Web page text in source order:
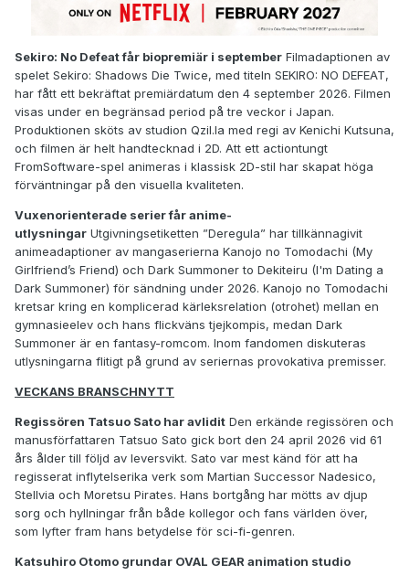
Sekiro: No Defeat får biopremiär i september Filmadaptionen av
spelet Sekiro: Shadows Die Twice, med titeln SEKIRO: NO DEFEAT,
har fått ett bekräftat premiärdatum den 4 september 2026. Filmen
visas under en begränsad period på tre veckor i Japan.
Produktionen sköts av studion Qzil.la med regi av Kenichi Kutsuna,
och filmen är helt handtecknad i 2D. Att ett actiontungt
FromSoftware-spel animeras i klassisk 2D-stil har skapat höga
förväntningar på den visuella kvaliteten.
Vuxenorienterade serier får anime-
utlysningar Utgivningsetiketten ”Deregula” har tillkännagivit
animeadaptioner av mangaserierna Kanojo no Tomodachi (My
Girlfriend’s Friend) och Dark Summoner to Dekiteiru (I'm Dating a
Dark Summoner) för sändning under 2026. Kanojo no Tomodachi
kretsar kring en komplicerad kärleksrelation (otrohet) mellan en
gymnasieelev och hans flickväns tjejkompis, medan Dark
Summoner är en fantasy-romcom. Inom fandomen diskuteras
utlysningarna flitigt på grund av seriernas provokativa premisser.
VECKANS BRANSCHNYTT
Regissören Tatsuo Sato har avlidit Den erkände regissören och
manusförfattaren Tatsuo Sato gick bort den 24 april 2026 vid 61
års ålder till följd av leversvikt. Sato var mest känd för att ha
regisserat inflytelserika verk som Martian Successor Nadesico,
Stellvia och Moretsu Pirates. Hans bortgång har mötts av djup
sorg och hyllningar från både kollegor och fans världen över,
som lyfter fram hans betydelse för sci-fi-genren.
Katsuhiro Otomo grundar OVAL GEAR animation studio